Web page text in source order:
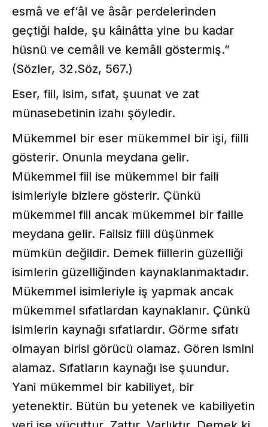
esmâ ve ef‘âl ve âsâr perdelerinden
geçtiği halde, şu kâinâtta yine bu kadar
hüsnü ve cemâli ve kemâli göstermiş.”
(Sözler, 32.Söz, 567.)
Eser, fiil, isim, sıfat, şuunat ve zat
münasebetinin izahı şöyledir.
Mükemmel bir eser mükemmel bir işi, fiilli
gösterir. Onunla meydana gelir.
Mükemmel fiil ise mükemmel bir faili
isimleriyle bizlere gösterir. Çünkü
mükemmel fiil ancak mükemmel bir faille
meydana gelir. Failsiz fiili düşünmek
mümkün değildir. Demek fiillerin güzelliği
isimlerin güzelliğinden kaynaklanmaktadır.
Mükemmel isimleriyle iş yapmak ancak
mükemmel sıfatlardan kaynaklanır. Çünkü
isimlerin kaynağı sıfatlardır. Görme sıfatı
olmayan birisi görücü olamaz. Gören ismini
alamaz. Sıfatların kaynağı ise şuundur.
Yani mükemmel bir kabiliyet, bir
yetenektir. Bütün bu yetenek ve kabiliyetin